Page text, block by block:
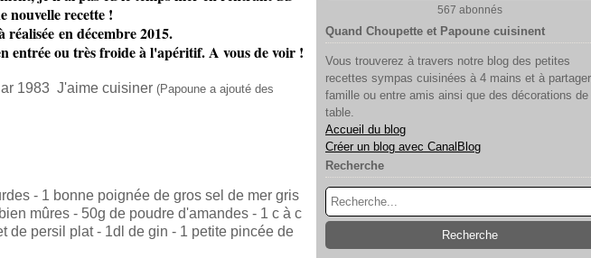
nouvelle recette !
réalisée en décembre 2015.
entrée ou très froide à l'apéritif. A vous de voir !
1983 J'aime cuisiner (Papoune a ajouté des
- 1 bonne poignée de gros sel de mer gris
mûres - 50g de poudre d'amandes - 1 c à c
de persil plat - 1dl de gin - 1 petite pincée de
567 abonnés
Quand Choupette et Papoune cuisinent
Vous trouverez à travers notre blog des petites
recettes sympas cuisinées à 4 mains et à
famille ou entre amis ainsi que des décorations de
table.
Accueil du blog
Créer un blog avec CanalBlog
Recherche